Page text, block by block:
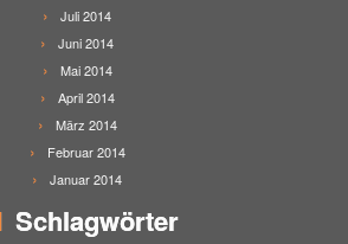
Juli 2014
Juni 2014
Mai 2014
April 2014
März 2014
Februar 2014
Januar 2014
Schlagwörter